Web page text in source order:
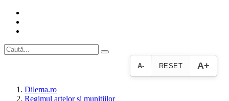
A- RESET A+
Dilema.ro
Regimul artelor si munitiilor